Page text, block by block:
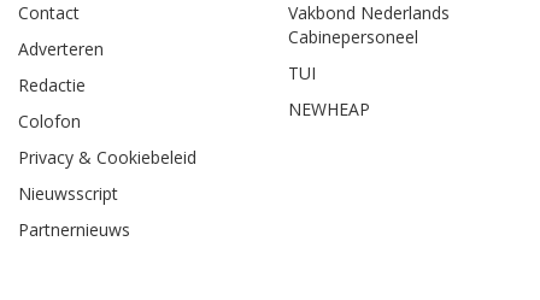
Contact
Adverteren
Redactie
Colofon
Privacy & Cookiebeleid
Nieuwsscript
Partnernieuws
Vakbond Nederlands
Cabinepersoneel
TUI
NEWHEAP